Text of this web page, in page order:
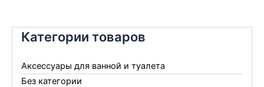
Категории товаров
Аксессуары для ванной и туалета
Без категории